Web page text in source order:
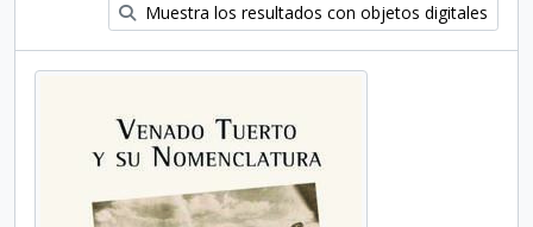
Muestra los resultados con objetos digitales